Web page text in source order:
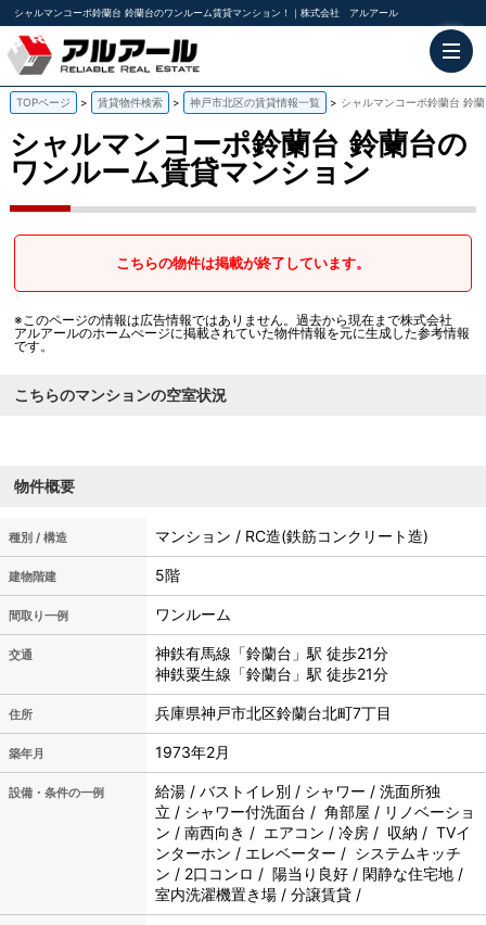
シャルマンコーポ鈴蘭台 鈴蘭台のワンルーム賃貸マンション！｜株式会社 アルアール
TOPページ 賃貸物件検索 神戸市北区の賃貸情報一覧 シャルマンコーポ鈴蘭台 鈴
シャルマンコーポ鈴蘭台 鈴蘭台の
ワンルーム賃貸マンション
こちらの物件は掲載が終了しています。
※このページの情報は広告情報ではありません。過去から現在まで株式会社
アルアールのホームぺージに掲載されていた物件情報を元に生成した参考情報
です。
こちらのマンションの空室状況
物件概要
種別 / 構造 マンション / RC造(鉄筋コンクリート造)
建物階建 5階
間取り一例 ワンルーム
交通
神鉄有馬線「鈴蘭台」駅 徒歩21分
神鉄粟生線「鈴蘭台」駅 徒歩21分
住所 兵庫県神戸市北区鈴蘭台北町7丁目
築年月 1973年2月
設備・条件の一例
給湯 / バストイレ別 / シャワー / 洗面所独
立 / シャワー付洗面台 / 角部屋 / リノベーショ
ン / 南西向き / エアコン / 冷房 / 収納 / TVイ
ンターホン / エレベーター / システムキッチ
ン / 2口コンロ / 陽当り良好 / 閑静な住宅地 /
室内洗濯機置き場 / 分譲賃貸 /